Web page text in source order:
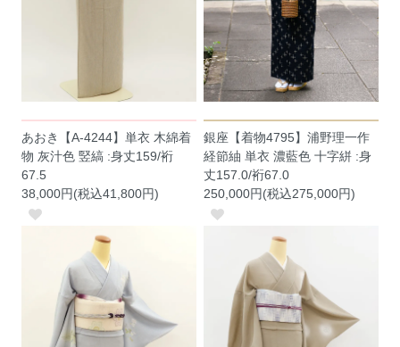
あおき【A-4244】単衣 木綿着
物 灰汁色 竪縞 :身丈159/裄
67.5
38,000円(税込41,800円)
銀座【着物4795】浦野理一作
経節紬 単衣 濃藍色 十字絣 :身
丈157.0/裄67.0
250,000円(税込275,000円)